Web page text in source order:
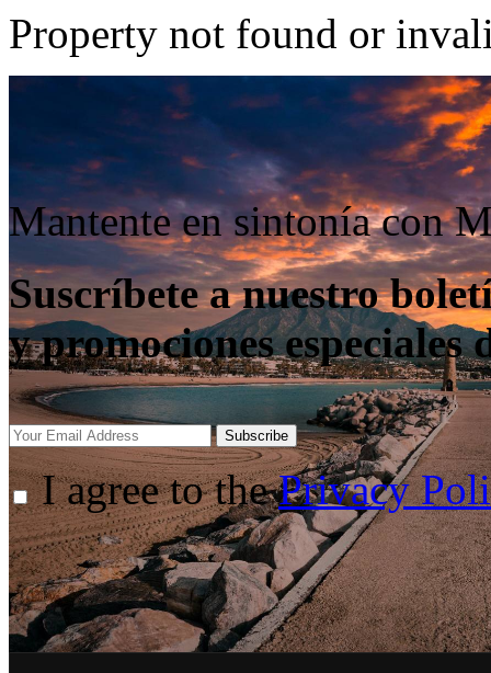
Property not found or
Mantente en sintonía con
Suscríbete a nuestro
y promociones especiales
Subscribe
I agree to thePrivacy